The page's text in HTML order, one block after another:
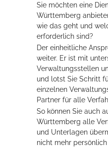
Wirtschaft
Rathaus
Service
Konzerte, Tagungen und vieles mehr
Die Stadthalle Hockenheim
Sie möchten eine
Württemberg
wie das geht und
erforderlich sind?
Der einheitliche
weiter. Er ist mit
Verwaltungsstellen
und lotst Sie Schritt
einzelnen
Partner für alle
So können Sie auch
Württemberg alle
und Unterlagen
nicht mehr